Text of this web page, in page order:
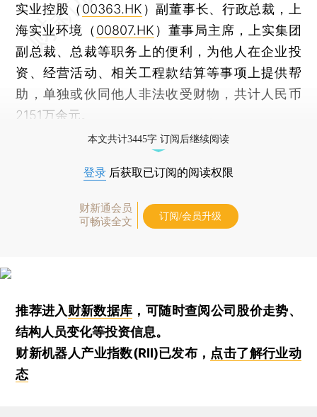
实业控股（00363.HK ）副董事长、行政总裁，上
海实业环境（ 00807.HK ）董事局主席，上实集团
副总裁、总裁等职务上的便利，为他人在企业投
资、经营活动、相关工程款结算等事项上提供帮
助，单独或伙同他人非法收受财物，共计人民币
2151万余元。
本文共计3445字 订阅后继续阅读
登录 后获取已订阅的阅读权限
财新通会员
可畅读全文
订阅/会员升级
推荐进入财新数据库 ，可随时查阅公司股价走势、
结构人员变化等投资信息。
财新机器人产业指数(RII)已发布， 点击了解行业动
态